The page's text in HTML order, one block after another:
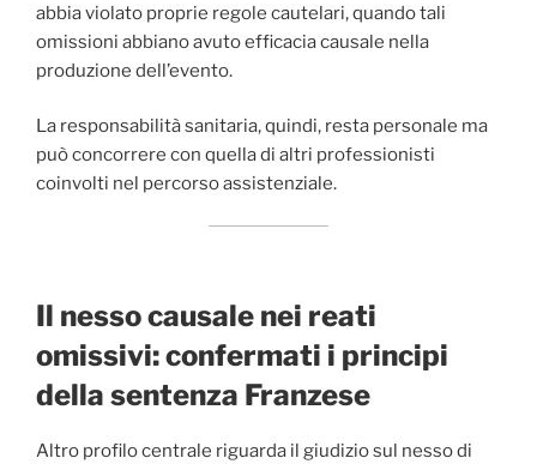
abbia violato proprie regole cautelari, quando tali
omissioni abbiano avuto efficacia causale nella
produzione dell’evento.
La responsabilità sanitaria, quindi, resta personale ma
può concorrere con quella di altri professionisti
coinvolti nel percorso assistenziale.
Il nesso causale nei reati
omissivi: confermati i principi
della sentenza Franzese
Altro profilo centrale riguarda il giudizio sul nesso di